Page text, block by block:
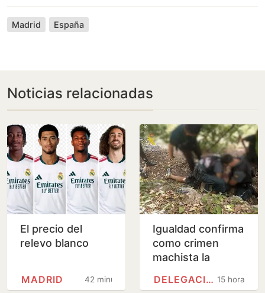
Madrid España
Noticias relacionadas
El precio del
relevo blanco
42 minutos
MADRID
Igualdad confirma
como crimen
machista la
Melinda, de 4515 horas
DELEGACIÓN DEL GOBIERNO